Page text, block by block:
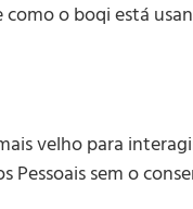
o boqi está
velho para
Pessoais sem o